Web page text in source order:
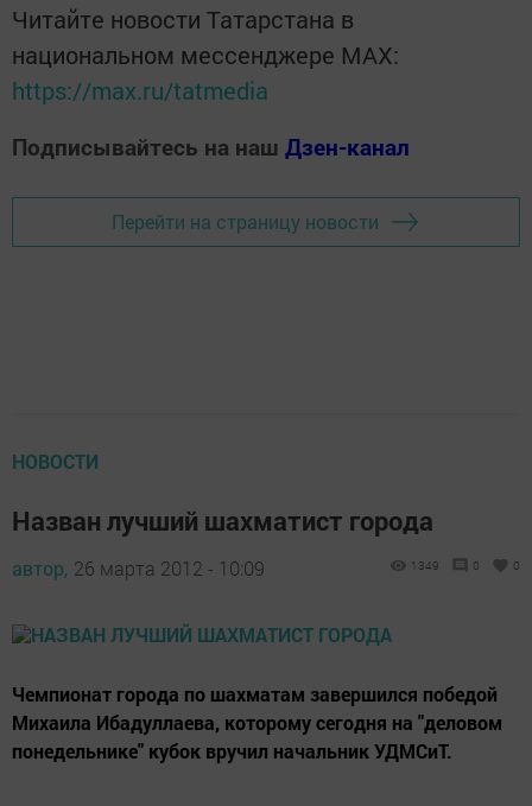
Читайте новости Татарстана в
национальном мессенджере MАХ:
https://max.ru/tatmedia
Подписывайтесь на наш Дзен-канал
Перейти на страницу новости
НОВОСТИ
Назван лучший шахматист города
автор, 26 марта 2012 - 10:09 1349 0 0
Чемпионат города по шахматам завершился победой
Михаила Ибадуллаева, которому сегодня на "деловом
понедельнике" кубок вручил начальник УДМСиТ.